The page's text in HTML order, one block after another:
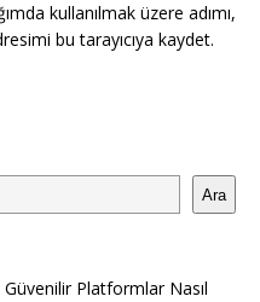
kullanılmak üzere adımı,
bu tarayıcıya kaydet.
Ara
Platformlar Nasıl